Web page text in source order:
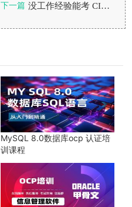
下一篇 没工作经验能考 CISP 认证吗？自学难不难？
MySQL 8.0数据库ocp 认证培
训课程